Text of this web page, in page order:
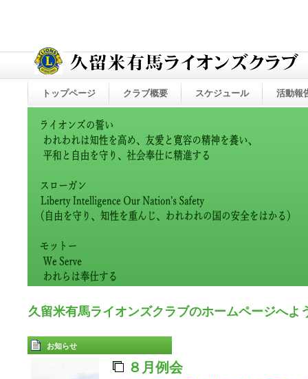
久留米有馬ライオンズクラブのホームページへよ
お知らせ
８月例会
トップページ クラブ概要 スケジュール 活動報